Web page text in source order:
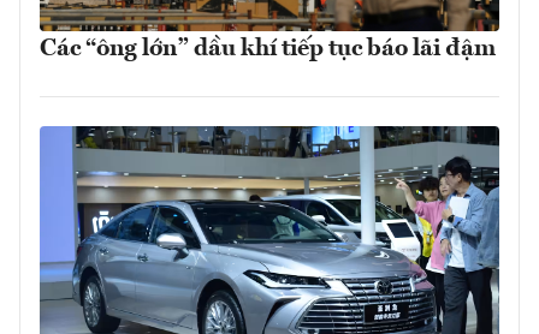
Các “ông lớn” dầu khí tiếp tục báo lãi đậm